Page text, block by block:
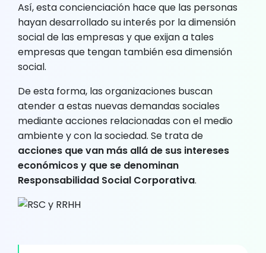
Así, esta concienciación hace que las personas
hayan desarrollado su interés por la dimensión
social de las empresas y que exijan a tales
empresas que tengan también esa dimensión
social.
De esta forma, las organizaciones buscan
atender a estas nuevas demandas sociales
mediante acciones relacionadas con el medio
ambiente y con la sociedad. Se trata de
acciones que van más allá de sus intereses
económicos y que se denominan
Responsabilidad Social Corporativa.